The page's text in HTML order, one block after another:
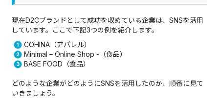
現在D2Cブランドとして成功を収めている企業は、SNSを活用
しています。ここで下記3つの例を紹介します。
COHINA（アパレル）
Minimal – Online Shop -（食品）
BASE FOOD（食品）
どのような企業がどのようにSNSを活用したのか、順番に見て
いきましょう。